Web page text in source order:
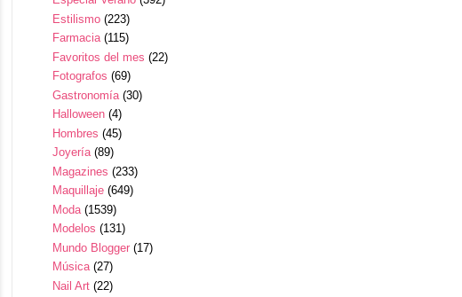
Estilismo (223)
Farmacia (115)
Favoritos del mes (22)
Fotografos (69)
Gastronomía (30)
Halloween (4)
Hombres (45)
Joyería (89)
Magazines (233)
Maquillaje (649)
Moda (1539)
Modelos (131)
Mundo Blogger (17)
Música (27)
Nail Art (22)